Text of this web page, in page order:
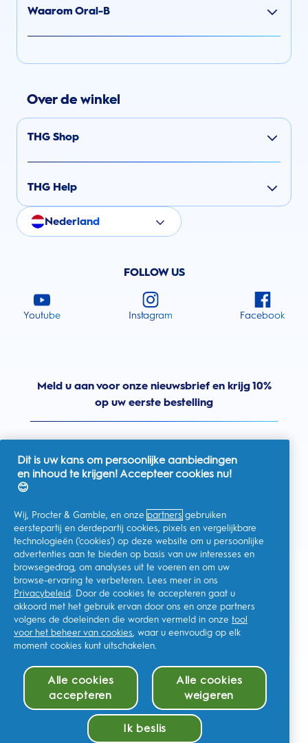
Waarom Oral-B
Over de winkel
THG Shop
THG Help
Nederland
FOLLOW US
Youtube Instagram Facebook
Meld u aan voor onze nieuwsbrief en krijg 10%
op uw eerste bestelling
Ik geef toestemming voor het ontvangen van
gepersonaliseerde communicatie met betrekking tot
aanbiedingen, nieuws en andere promotionele initiatieven van
Oral-B en andere
P&G-merken
kan me op elk momentafmelden.
Procter & Gamble, als verwerkingsverantwoordelijke, zal uw
persoonlijke gegevens verwerken zodat u zich bij deze site kunt
registreren en de interactie kunt aangaan met de aangeboden
diensten en zodat P&G u, afhankelijk van uw toestemming,
relevante commerciële berichten kan sturen, waaronder
gepersonaliseerde advertenties in online media. Ontdek hier
Voor meer informatie over de verwerking van uw gegevens en
uw privacy rechten, kunt u
kijken of ons volledige
raadplegen.
U bent minstens 18 jaar oud en gaat akkoord met onzealgemene
voorwaarden.
Dit is uw kans om persoonlijke aanbiedingen
en inhoud te krijgen! Accepteer cookies nu!
😊
Wij, Procter & Gamble, en onze partners gebruiken
eerstepartij en derdepartij cookies, pixels en vergelijkbare
technologieën ('cookies') op deze website om u persoonlijke
advertenties aan te bieden op basis van uw interesses en
browsegedrag, om analyses uit te voeren en om uw
browse-ervaring te verbeteren. Lees meer in ons
Privacybeleid. Door de cookies te accepteren gaat u
akkoord met het gebruik ervan door ons en onze partners
volgens de doeleinden die worden vermeld in onze tool
voor het beheer van cookies, waar u eenvoudig op elk
moment cookies kunt uitschakelen.
Alle cookies
accepteren
Alle cookies
weigeren
Ik beslis